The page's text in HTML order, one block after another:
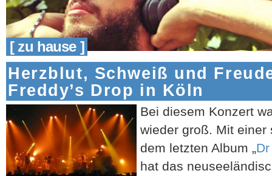
[ zu hause ]
Herzblut, Schweiß und
Freddy’s Drop in Köln
Bei diesem Konzert
wieder groß. Mit einer
dem letzten Album „
hat das